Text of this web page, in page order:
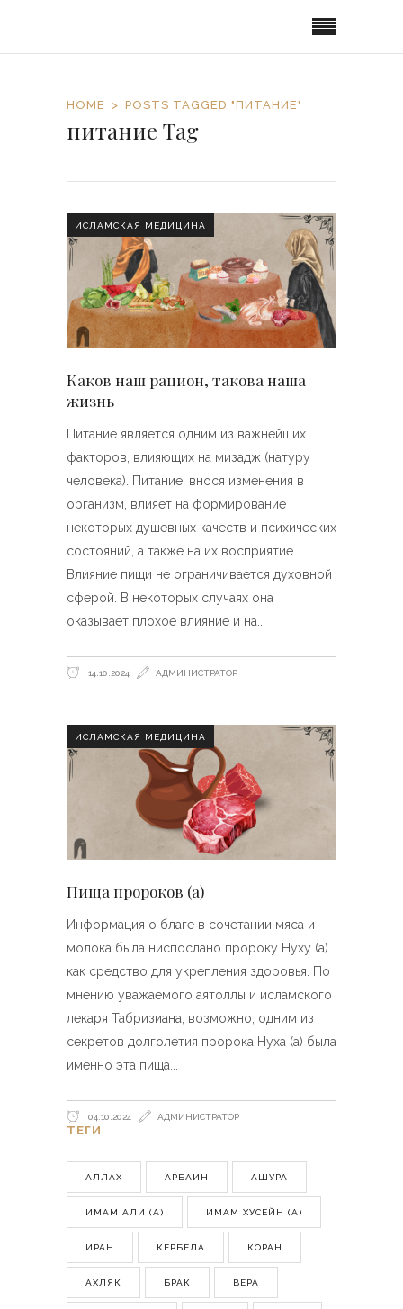
HOME POSTS TAGGED "ПИТАНИЕ"
питание Tag
ИСЛАМСКАЯ МЕДИЦИНА
Каков наш рацион, такова наша
жизнь
Питание является одним из важнейших
факторов, влияющих на мизадж (натуру
человека). Питание, внося изменения в
организм, влияет на формирование
некоторых душевных качеств и психических
состояний, а также на их восприятие.
Влияние пищи не ограничивается духовной
сферой. В некоторых случаях она
оказывает плохое влияние и на
14.10.2024 АДМИНИСТРАТОР
ИСЛАМСКАЯ МЕДИЦИНА
Пища пророков (а)
Информация о благе в сочетании мяса и
молока была ниспослано пророку Нуху (а)
как средство для укрепления здоровья. По
мнению уважаемого аятоллы и исламского
лекаря Табризиана, возможно, одним из
секретов долголетия пророка Нуха (а) была
именно эта пища
04.10.2024 АДМИНИСТРАТОР
ТЕГИ
АЛЛАХ АРБАИН АШУРА
ИМАМ АЛИ (А) ИМАМ ХУСЕЙН (А)
ИРАН КЕРБЕЛА КОРАН
АХЛЯК БРАК ВЕРА